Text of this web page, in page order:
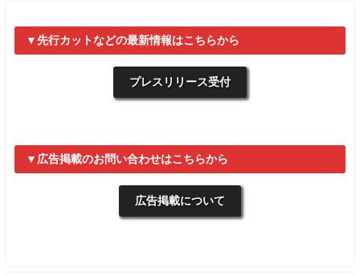
▼先行カットなどの最新情報はこちらから
プレスリリース受付
▼広告掲載のお問い合わせはこちらから
広告掲載について